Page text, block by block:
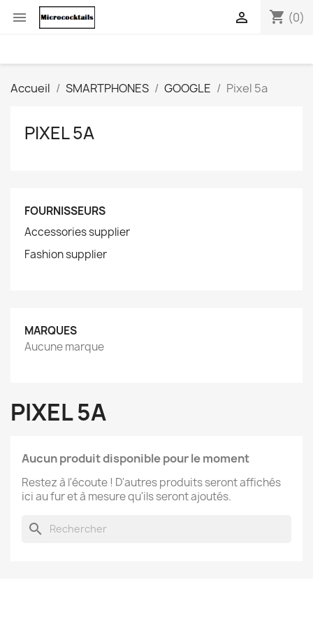
 shopping_cart (0)

Accueil SMARTPHONES GOOGLE Pixel 5a
PIXEL 5A
FOURNISSEURS
Accessories supplier
Fashion supplier
MARQUES
Aucune marque
PIXEL 5A
Aucun produit disponible pour le moment
Restez à l'écoute ! D'autres produits seront affichés
ici au fur et à mesure qu'ils seront ajoutés.
search